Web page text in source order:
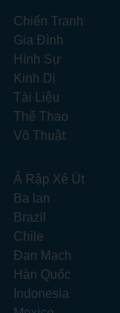
Chiến Tranh
Gia Đình
Hình Sự
Kinh Dị
Tài Liệu
Thể Thao
Võ Thuật
Ả Rập Xê Út
Ba lan
Brazil
Chile
Đan Mạch
Hàn Quốc
Indonesia